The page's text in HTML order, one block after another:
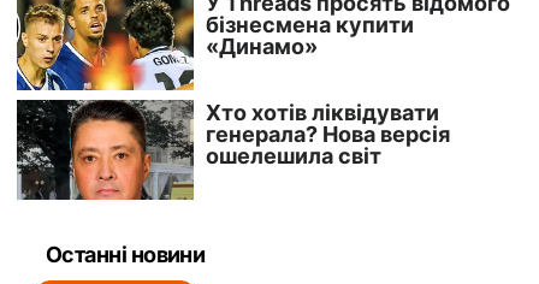
Останні новини